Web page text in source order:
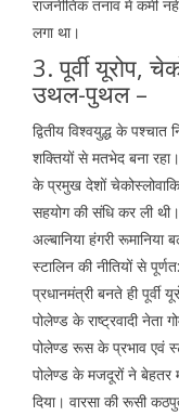
राजनीतिक तनाव में कमी
लगा था।
3. पूर्वी यूरोप,
उथल-पुथल –
द्वितीय विश्वयुद्ध के
शक्तियों से मतभेद बना
के प्रमुख देशों
सहयोग की संधि कर ली
अल्बानिया हंगरी रूमानिया
स्टालिन की नीतियों से
प्रधानमंत्री बनते ही
पोलेण्ड के राष्ट्रवादी नेता
पोलेण्ड रूस के प्रभाव एवं
पोलेण्ड के मजदूरों ने बेहतर
दिया। वारसा की रूसी